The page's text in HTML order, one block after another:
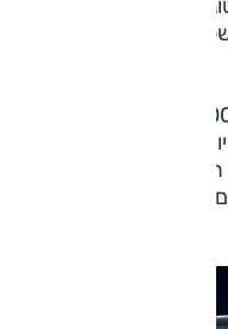
גם לאחור, תיקון
מתים, כאמור גם
מפתח חכם, תפעול
למושבים הקדמיים, צג "12.8, ריפוד דמוי עור. ברמת
העולה 177,500 שקלים, גם תפעול חשמלי לדלת